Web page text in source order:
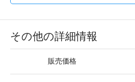
その他の詳細情報
販売価格